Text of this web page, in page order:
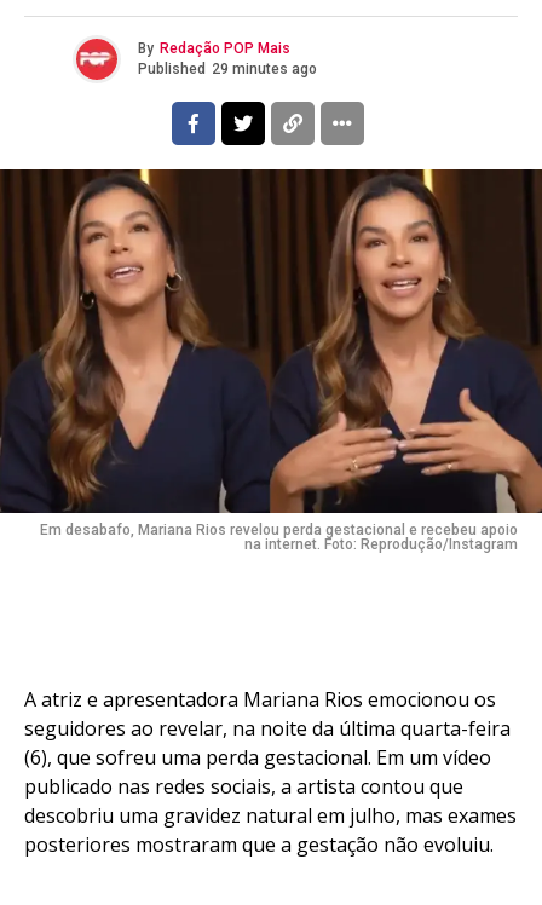
By Redação POP Mais
Published 29 minutes ago
Em desabafo, Mariana Rios revelou perda gestacional e recebeu apoio
na internet. Foto: Reprodução/Instagram
A atriz e apresentadora Mariana Rios emocionou os
seguidores ao revelar, na noite da última quarta-feira
(6), que sofreu uma perda gestacional. Em um vídeo
publicado nas redes sociais, a artista contou que
descobriu uma gravidez natural em julho, mas exames
posteriores mostraram que a gestação não evoluiu.